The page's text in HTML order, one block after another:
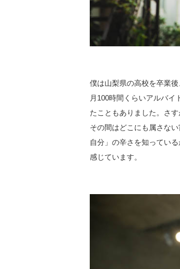
僕は山梨県の高校を卒業
月100時間くらいアルバ
たこともありました。さ
その間はどこにも属さな
自分」の辛さを知ってい
感じています。